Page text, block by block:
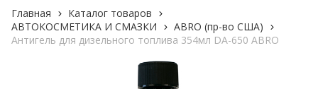
Главная
Каталог товаров
АВТОКОСМЕТИКА И СМАЗКИ
ABRO (пр-во США)
Антигель для дизельного топлива 354мл DA-650 ABRO